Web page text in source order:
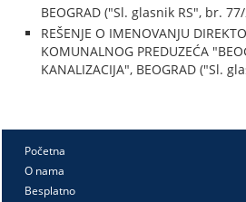
BEOGRAD ("Sl. glasnik RS", br.
REŠENJE O IMENOVANJU
KOMUNALNOG PREDUZEĆA
KANALIZACIJA", BEOGRAD ("Sl.
Početna
O nama
Besplatno